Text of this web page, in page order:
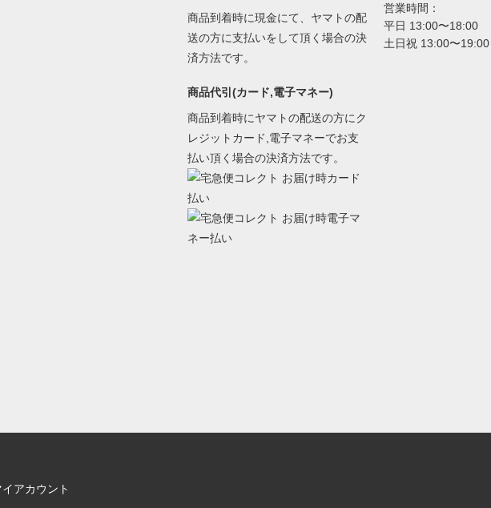
商品到着時に現金にて、ヤマトの配
送の方に支払いをして頂く場合の決
済方法です。
商品代引(カード,電子マネー)
商品到着時にヤマトの配送の方にク
レジットカード,電子マネーでお支
払い頂く場合の決済方法です。
営業時間：
平日 13:00〜18:00
土日祝 13:00〜19:00
アカウント